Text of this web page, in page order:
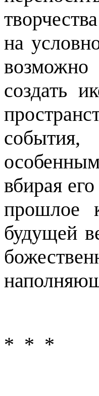
на
создать
вбирая
прошлое
будущей
* * *